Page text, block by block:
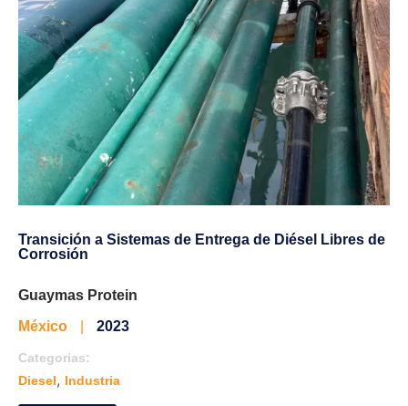
Transición a Sistemas de Entrega de Diésel Libres de
Corrosión
Guaymas Protein
México
2023
Categorias:
Diesel, Industria